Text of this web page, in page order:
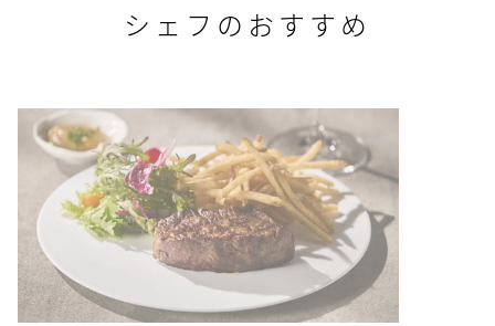
シェフのおすすめ